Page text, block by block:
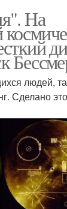
На
людей,
Сделано